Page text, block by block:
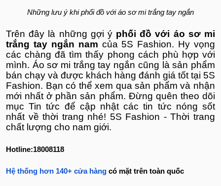
Những lưu ý khi phối đồ với áo sơ mi trắng tay ngắn
Trên đây là những gợi ý phối đồ với áo sơ mi
trắng tay ngắn nam của 5S Fashion. Hy vọng
các chàng đã tìm thấy phong cách phù hợp với
mình. Áo sơ mi trắng tay ngắn cũng là sản phẩm
bán chạy và được khách hàng đánh giá tốt tại 5S
Fashion. Bạn có thể xem qua sản phẩm và nhận
mới nhất ở phần sản phẩm. Đừng quên theo dõi
mục Tin tức để cập nhật các tin tức nóng sốt
nhất về thời trang nhé! 5S Fashion - Thời trang
chất lượng cho nam giới.
Hotline:18008118
Hệ thống hơn 140+ cửa hàng có mặt trên toàn quốc